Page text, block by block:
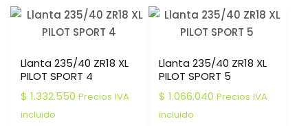
Llanta 235/40 ZR18 XL
PILOT SPORT 4
$ 1.332.550 Precios IVA
incluido
Llanta 235/40 ZR18 XL
PILOT SPORT 5
$ 1.066.040 Precios IVA
incluido